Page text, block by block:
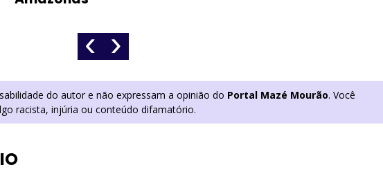
‹ ›
do autor e não expressam a opinião do Portal Mazé Mourão. Você
racista, injúria ou conteúdo difamatório.